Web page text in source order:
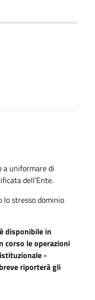
a uniformare di
dell’Ente.
lo stresso dominio
disponibile in
corso le operazioni
-
riporterà gli